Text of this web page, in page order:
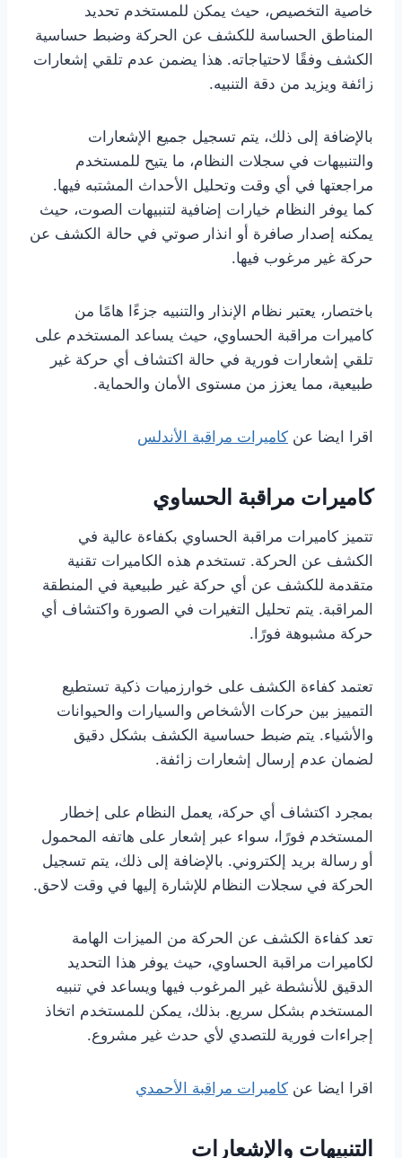
خاصية التخصيص، حيث يمكن للمستخدم تحديد
المناطق الحساسة للكشف عن الحركة وضبط حساسية
الكشف وفقًا لاحتياجاته. هذا يضمن عدم تلقي إشعارات
زائفة ويزيد من دقة التنبيه.
بالإضافة إلى ذلك، يتم تسجيل جميع الإشعارات
والتنبيهات في سجلات النظام، ما يتيح للمستخدم
مراجعتها في أي وقت وتحليل الأحداث المشتبه فيها.
كما يوفر النظام خيارات إضافية لتنبيهات الصوت، حيث
يمكنه إصدار صافرة أو انذار صوتي في حالة الكشف عن
حركة غير مرغوب فيها.
باختصار، يعتبر نظام الإنذار والتنبيه جزءًا هامًا من
كاميرات مراقبة الحساوي، حيث يساعد المستخدم على
تلقي إشعارات فورية في حالة اكتشاف أي حركة غير
طبيعية، مما يعزز من مستوى الأمان والحماية.
اقرا ايضا عن كاميرات مراقبة الأندلس
كاميرات مراقبة الحساوي
تتميز كاميرات مراقبة الحساوي بكفاءة عالية في
الكشف عن الحركة. تستخدم هذه الكاميرات تقنية
متقدمة للكشف عن أي حركة غير طبيعية في المنطقة
المراقبة. يتم تحليل التغيرات في الصورة واكتشاف أي
حركة مشبوهة فورًا.
تعتمد كفاءة الكشف على خوارزميات ذكية تستطيع
التمييز بين حركات الأشخاص والسيارات والحيوانات
والأشياء. يتم ضبط حساسية الكشف بشكل دقيق
لضمان عدم إرسال إشعارات زائفة.
بمجرد اكتشاف أي حركة، يعمل النظام على إخطار
المستخدم فورًا، سواء عبر إشعار على هاتفه المحمول
أو رسالة بريد إلكتروني. بالإضافة إلى ذلك، يتم تسجيل
الحركة في سجلات النظام للإشارة إليها في وقت لاحق.
تعد كفاءة الكشف عن الحركة من الميزات الهامة
لكاميرات مراقبة الحساوي، حيث يوفر هذا التحديد
الدقيق للأنشطة غير المرغوب فيها ويساعد في تنبيه
المستخدم بشكل سريع. بذلك، يمكن للمستخدم اتخاذ
إجراءات فورية للتصدي لأي حدث غير مشروع.
اقرا ايضا عن كاميرات مراقبة الأحمدي
التنبيهات والإشعارات